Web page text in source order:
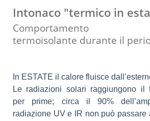
Intonaco "termico in
Comportamento
termoisolante durante il
In ESTATE il calore fluisce
Le radiazioni solari raggiungono il
per prime; circa il 90%
radiazione UV e IR non può passare